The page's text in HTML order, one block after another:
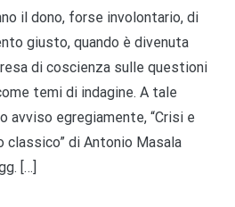
il dono, forse involontario, di
giusto, quando è divenuta
di coscienza sulle questioni
temi di indagine. A tale
avviso egregiamente, “Crisi e
di Antonio Masala
[…]